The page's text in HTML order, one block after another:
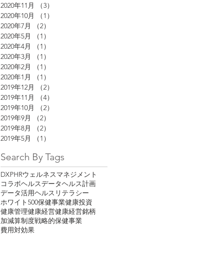
2020年11月
（3）
2020年10月
（1）
2020年7月
（2）
2020年5月
（1）
2020年4月
（1）
2020年3月
（1）
2020年2月
（1）
2020年1月
（1）
2019年12月
（2）
2019年11月
（4）
2019年10月
（2）
2019年9月
（2）
2019年8月
（2）
2019年5月
（1）
Search By Tags
DXPHRウェルネスマネジメント
コラボヘルスデータヘルス計画
データ活用ヘルスリテラシー
ホワイト500保健事業健康投資
健康管理健康経営健康経営銘柄
加減算制度戦略的保健事業
費用対効果